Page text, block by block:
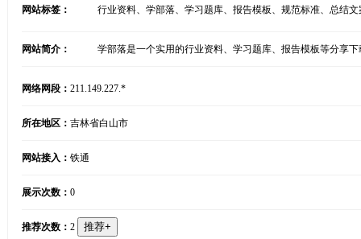
网站标签： 行业资料、学部落、学习题库、报告模板、规范标准、总结文
网站简介： 学部落是一个实用的行业资料、学习题库、报告模板等分享
网络网段： 211.149.227.*
所在地区： 吉林省白山市
网站接入： 铁通
展示次数： 0
推荐次数： 2